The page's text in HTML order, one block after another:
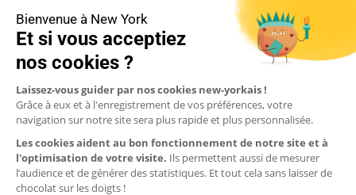
€ Euro
$ Dollar US
$ Dollar Canadien